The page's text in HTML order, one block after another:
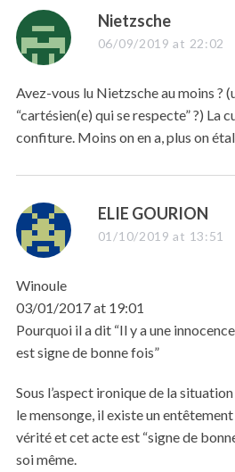
s
a
s
:
Nietzsche
06/09/2019 at 22:02
Avez-vous lu Nietzsche au moins ?
“cartésien(e) qui se respecte” ?) La
confiture. Moins on en a, plus on
s
a
:
ELIE GOURION
01/10/2019 at 13:51
Winoule
03/01/2017 at 19:01
Pourquoi il a dit “Il y a une
est signe de bonne fois”
Sous l’aspect ironique de la
le mensonge, il existe un
vérité et cet acte est “signe de
soi même.